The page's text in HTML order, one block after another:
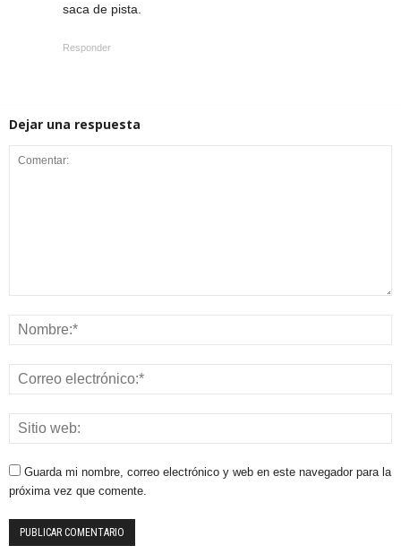
saca de pista.
Responder
Dejar una respuesta
Guarda mi nombre, correo electrónico y web en este navegador para la
próxima vez que comente.